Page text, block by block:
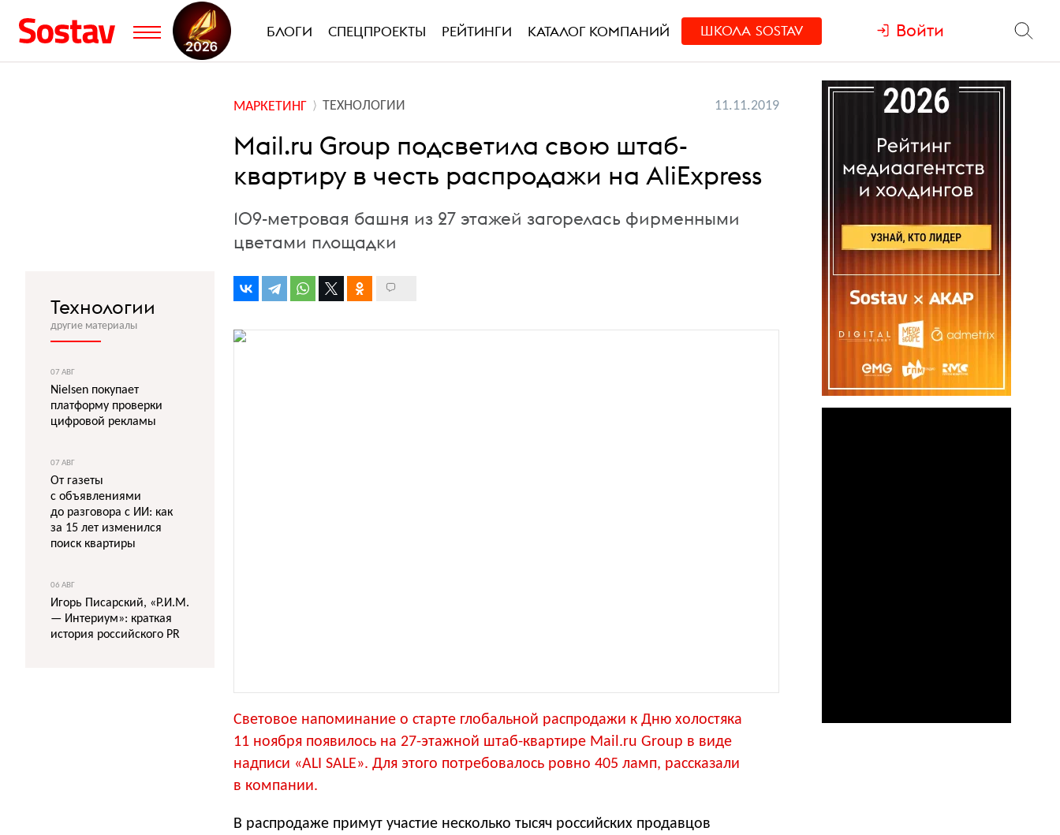
БЛОГИ СПЕЦПРОЕКТЫ РЕЙТИНГИ КАТАЛОГ КОМПАНИЙ ШКОЛА SOSTAV Войти
МАРКЕТИНГ ТЕХНОЛОГИИ 11.11.2019
Mail.ru Group подсветила свою штаб-
квартиру в честь распродажи на AliExpress
109-метровая башня из 27 этажей загорелась фирменными
цветами площадки
Световое напоминание о старте глобальной распродажи к Дню холостяка
11 ноября появилось на 27-этажной штаб-квартире Mail.ru Group в виде
надписи «ALI SALE». Для этого потребовалось ровно 405 ламп, рассказали
в компании.
В распродаже примут участие несколько тысяч российских продавцов
Технологии
другие материалы
07 АВГ
Nielsen покупает
платформу проверки
цифровой рекламы
07 АВГ
От газеты
с объявлениями
до разговора с ИИ: как
за 15 лет изменился
поиск квартиры
06 АВГ
Игорь Писарский, «Р.И.М.
— Интериум»: краткая
история российского PR